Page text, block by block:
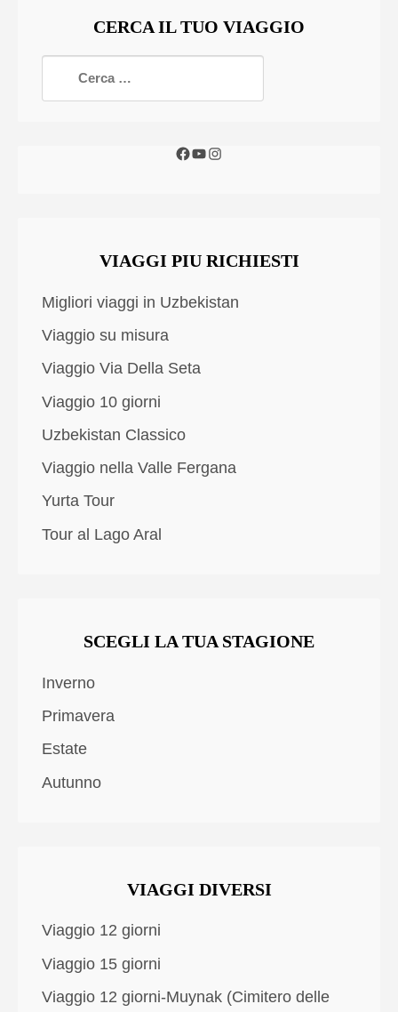
CERCA IL TUO VIAGGIO
VIAGGI PIU RICHIESTI
Migliori viaggi in Uzbekistan
Viaggio su misura
Viaggio Via Della Seta
Viaggio 10 giorni
Uzbekistan Classico
Viaggio nella Valle Fergana
Yurta Tour
Tour al Lago Aral
SCEGLI LA TUA STAGIONE
Inverno
Primavera
Estate
Autunno
VIAGGI DIVERSI
Viaggio 12 giorni
Viaggio 15 giorni
Viaggio 12 giorni-Muynak (Cimitero delle